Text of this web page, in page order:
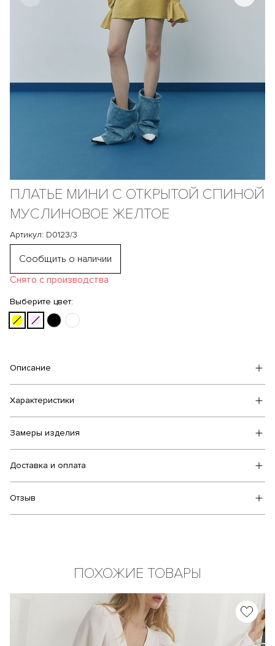
ПЛАТЬЕ МИНИ С ОТКРЫТОЙ СПИНОЙ
МУСЛИНОВОЕ ЖЕЛТОЕ
Артикул: D0123/3
Сообщить о наличии
Снято с производства
Выберите цвет:
Описание
Характеристики
Замеры изделия
Доставка и оплата
Отзыв
ПОХОЖИЕ ТОВАРЫ